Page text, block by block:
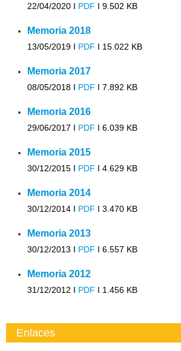
22/04/2020 I PDF I 9.502 KB
Memoria 2018
13/05/2019 I PDF I 15.022 KB
Memoria 2017
08/05/2018 I PDF I 7.892 KB
Memoria 2016
29/06/2017 I PDF I 6.039 KB
Memoria 2015
30/12/2015 I PDF I 4.629 KB
Memoria 2014
30/12/2014 I PDF I 3.470 KB
Memoria 2013
30/12/2013 I PDF I 6.557 KB
Memoria 2012
31/12/2012 I PDF I 1.456 KB
Enlaces